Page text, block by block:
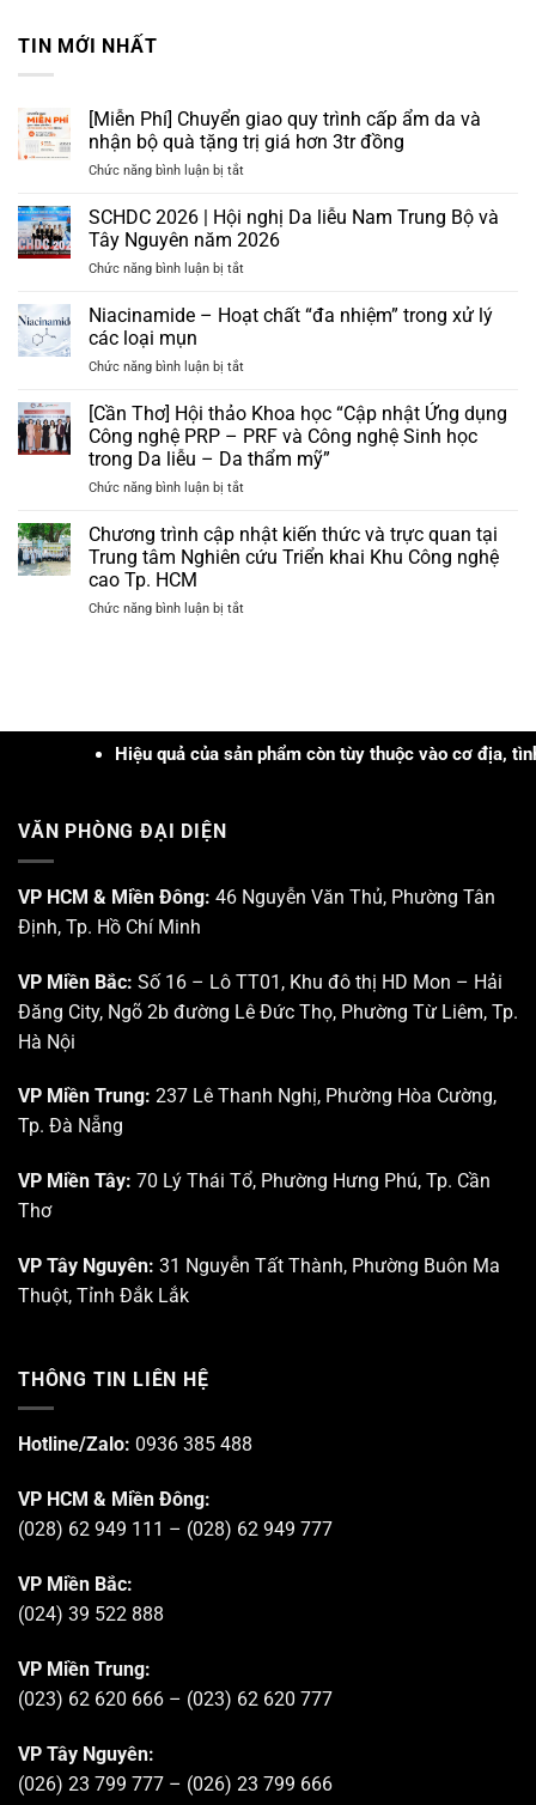
TIN MỚI NHẤT
[Miễn Phí] Chuyển giao quy trình cấp ẩm da và
nhận bộ quà tặng trị giá hơn 3tr đồng
Chức năng bình luận bị tắtở
Phí]
Chuyển
giao
quy
cấp
và
bộ
quà
tặng
giá
3tr
đồng
SCHDC 2026 | Hội nghị Da liễu Nam Trung Bộ và
Tây Nguyên năm 2026
Chức năng bình luận bị tắtở
2026
|
nghị
liễu
Nam
Trung
và
Nguyên
năm
Niacinamide – Hoạt chất “đa nhiệm” trong xử lý
các loại mụn
Chức năng bình luận bị tắtở
–
Hoạt
chất
“đa
nhiệm”
xử
mụn
[Cần Thơ] Hội thảo Khoa học “Cập nhật Ứng dụng
Công nghệ PRP – PRF và Công nghệ Sinh học
trong Da liễu – Da thẩm mỹ”
Chức năng bình luận bị tắtở
Thơ]
Hội
thảo
học
nghệ
PRP
học
–
thẩm
Chương trình cập nhật kiến thức và trực quan tại
Trung tâm Nghiên cứu Triển khai Khu Công nghệ
cao Tp. HCM
Chức năng bình luận bị tắtở
thức
và
cứu
Công
cao
Hiệu quả của sản phẩm còn tùy thuộc vào cơ địa, tình trạng,
VĂN PHÒNG ĐẠI DIỆN
VP HCM & Miền Đông: 46 Nguyễn Văn Thủ, Phường Tân
Định, Tp. Hồ Chí Minh
VP Miền Bắc: Số 16 – Lô TT01, Khu đô thị HD Mon – Hải
Đăng City, Ngõ 2b đường Lê Đức Thọ, Phường Từ Liêm, Tp.
Hà Nội
VP Miền Trung: 237 Lê Thanh Nghị, Phường Hòa Cường,
Tp. Đà Nẵng
VP Miền Tây: 70 Lý Thái Tổ, Phường Hưng Phú, Tp. Cần
Thơ
VP Tây Nguyên: 31 Nguyễn Tất Thành, Phường Buôn Ma
Thuột, Tỉnh Đắk Lắk
THÔNG TIN LIÊN HỆ
Hotline/Zalo: 0936 385 488
VP HCM & Miền Đông:
(028) 62 949 111 – (028) 62 949 777
VP Miền Bắc:
(024) 39 522 888
VP Miền Trung:
(023) 62 620 666 – (023) 62 620 777
VP Tây Nguyên:
(026) 23 799 777 – (026) 23 799 666